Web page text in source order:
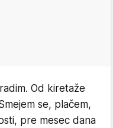
Od kiretaže
se, plačem,
pre mesec dana